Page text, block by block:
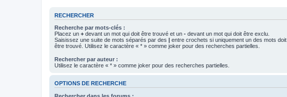
RECHERCHER
Recherche par mots-clés :
Placez un + devant un mot qui doit être trouvé et un - devant un mot qui doit être exclu.
Saisissez une suite de mots séparés par des | entre crochets si uniquement un des mots doit
être trouvé. Utilisez le caractère « * » comme joker pour des recherches partielles.
Rechercher par auteur :
Utilisez le caractère « * » comme joker pour des recherches partielles.
OPTIONS DE RECHERCHE